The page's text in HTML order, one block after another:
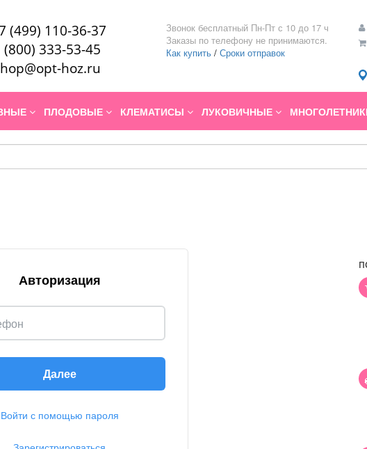
(499) 110-36-37
(800) 333-53-45
hoz.ru
Звонок бесплатный Пн-Пт с 10 до 17 ч
Заказы по телефону не принимаются.
Как купить / Сроки отправок
ПЛОДОВЫЕ КЛЕМАТИСЫ ЛУКОВИЧНЫЕ
Авторизация
Далее
Войти с помощью пароля